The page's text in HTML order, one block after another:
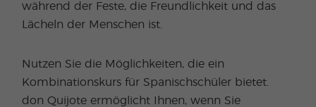
während der Feste, die Freundlichkeit und das
Lächeln der Menschen ist.
Nutzen Sie die Möglichkeiten, die ein
Kombinationskurs für Spanischschüler bietet.
don Quijote ermöglicht Ihnen, wenn Sie